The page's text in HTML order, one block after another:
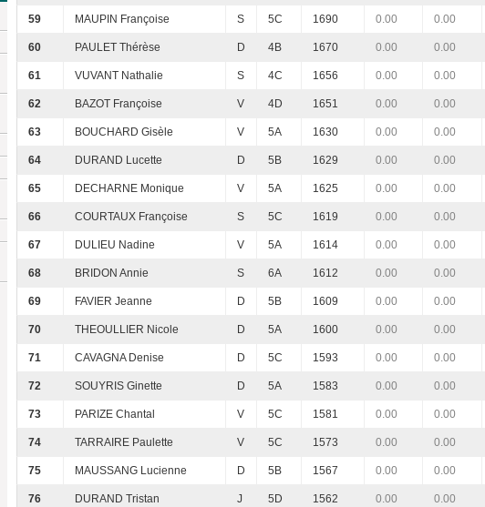
59 MAUPIN Françoise S 5C 1690 0.00 0.00
60 PAULET Thérèse D 4B 1670 0.00 0.00
61 VUVANT Nathalie S 4C 1656 0.00 0.00
62 BAZOT Françoise V 4D 1651 0.00 0.00
63 BOUCHARD Gisèle V 5A 1630 0.00 0.00
64 DURAND Lucette D 5B 1629 0.00 0.00
65 DECHARNE Monique V 5A 1625 0.00 0.00
66 COURTAUX Françoise S 5C 1619 0.00 0.00
67 DULIEU Nadine V 5A 1614 0.00 0.00
68 BRIDON Annie S 6A 1612 0.00 0.00
69 FAVIER Jeanne D 5B 1609 0.00 0.00
70 THEOULLIER Nicole D 5A 1600 0.00 0.00
71 CAVAGNA Denise D 5C 1593 0.00 0.00
72 SOUYRIS Ginette D 5A 1583 0.00 0.00
73 PARIZE Chantal V 5C 1581 0.00 0.00
74 TARRAIRE Paulette V 5C 1573 0.00 0.00
75 MAUSSANG Lucienne D 5B 1567 0.00 0.00
76 DURAND Tristan J 5D 1562 0.00 0.00